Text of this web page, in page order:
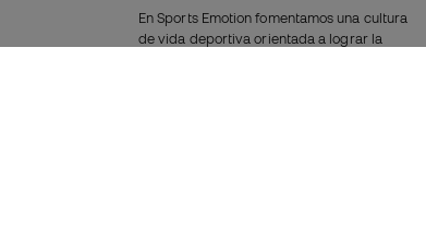
En Sports Emotion fomentamos una cultura
de vida deportiva orientada a lograr la